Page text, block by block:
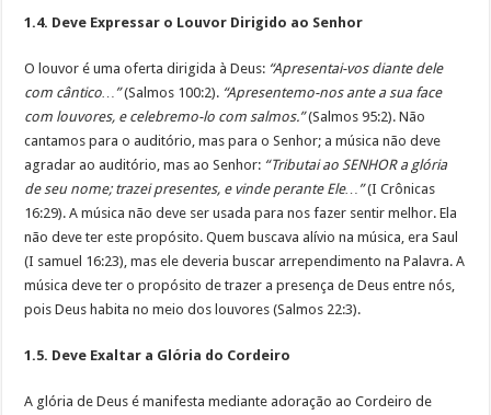
1.4. Deve Expressar o Louvor Dirigido ao Senhor
O louvor é uma oferta dirigida à Deus: “Apresentai-vos diante dele
com cântico…”(Salmos 100:2). “Apresentemo-nos ante a sua face
com louvores, e celebremo-lo com salmos.”(Salmos 95:2). Não
cantamos para o auditório, mas para o Senhor; a música não deve
agradar ao auditório, mas ao Senhor: “Tributai ao SENHOR a glória
de seu nome; trazei presentes, e vinde perante Ele…”(I Crônicas
16:29). A música não deve ser usada para nos fazer sentir melhor. Ela
não deve ter este propósito. Quem buscava alívio na música, era Saul
(I samuel 16:23), mas ele deveria buscar arrependimento na Palavra. A
música deve ter o propósito de trazer a presença de Deus entre nós,
pois Deus habita no meio dos louvores (Salmos 22:3).
1.5. Deve Exaltar a Glória do Cordeiro
A glória de Deus é manifesta mediante adoração ao Cordeiro de